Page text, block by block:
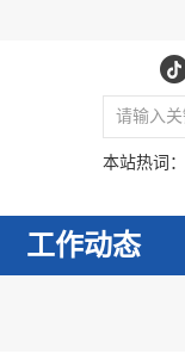
本站热词：
工作动态